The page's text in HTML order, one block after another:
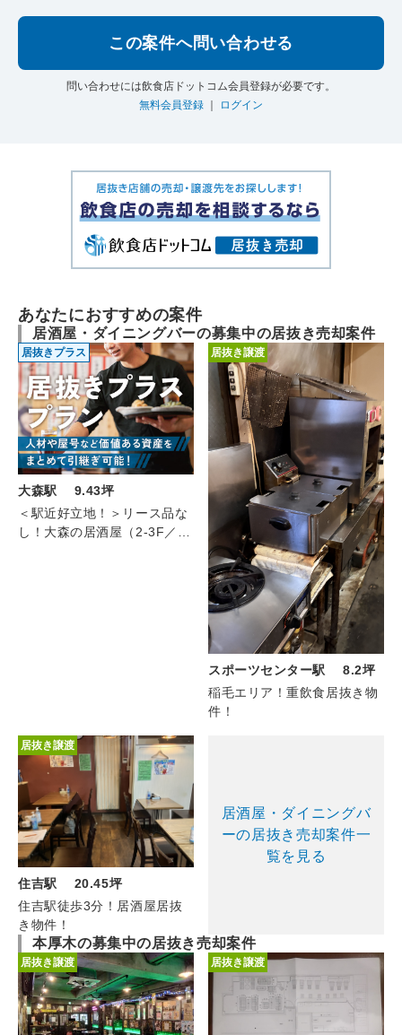
この案件へ問い合わせる
問い合わせには飲食店ドットコム会員登録が必要です。
無料会員登録
ログイン
あなたにおすすめの案件
居酒屋・ダイニングバーの募集中の居抜き売却案件
居抜きプラス
大森駅 9.43坪
＜駅近好立地！＞リース品な
し！大森の居酒屋（2-3F／
居抜き譲渡
スポーツセンター駅 8.2坪
稲毛エリア！重飲食居抜き物
件！
居抜き譲渡
住吉駅 20.45坪
住吉駅徒歩3分！居酒屋居抜
き物件！
居酒屋・ダイニングバ
ーの居抜き売却案件一
覧を見る
本厚木の募集中の居抜き売却案件
居抜き譲渡 居抜き譲渡